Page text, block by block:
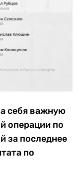
себя важную
операции по
за последнее
по